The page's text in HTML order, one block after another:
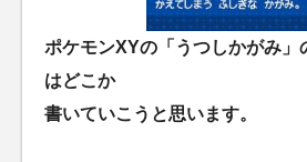
ポケモンXYの「うつしかがみ」
はどこか
書いていこうと思います。